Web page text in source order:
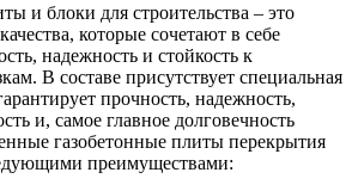
и блоки для строительства – это
которые сочетают в себе
надежность и стойкость к
В составе присутствует специальная
прочность, надежность,
и, самое главное долговечность
газобетонные плиты перекрытия
преимуществами: